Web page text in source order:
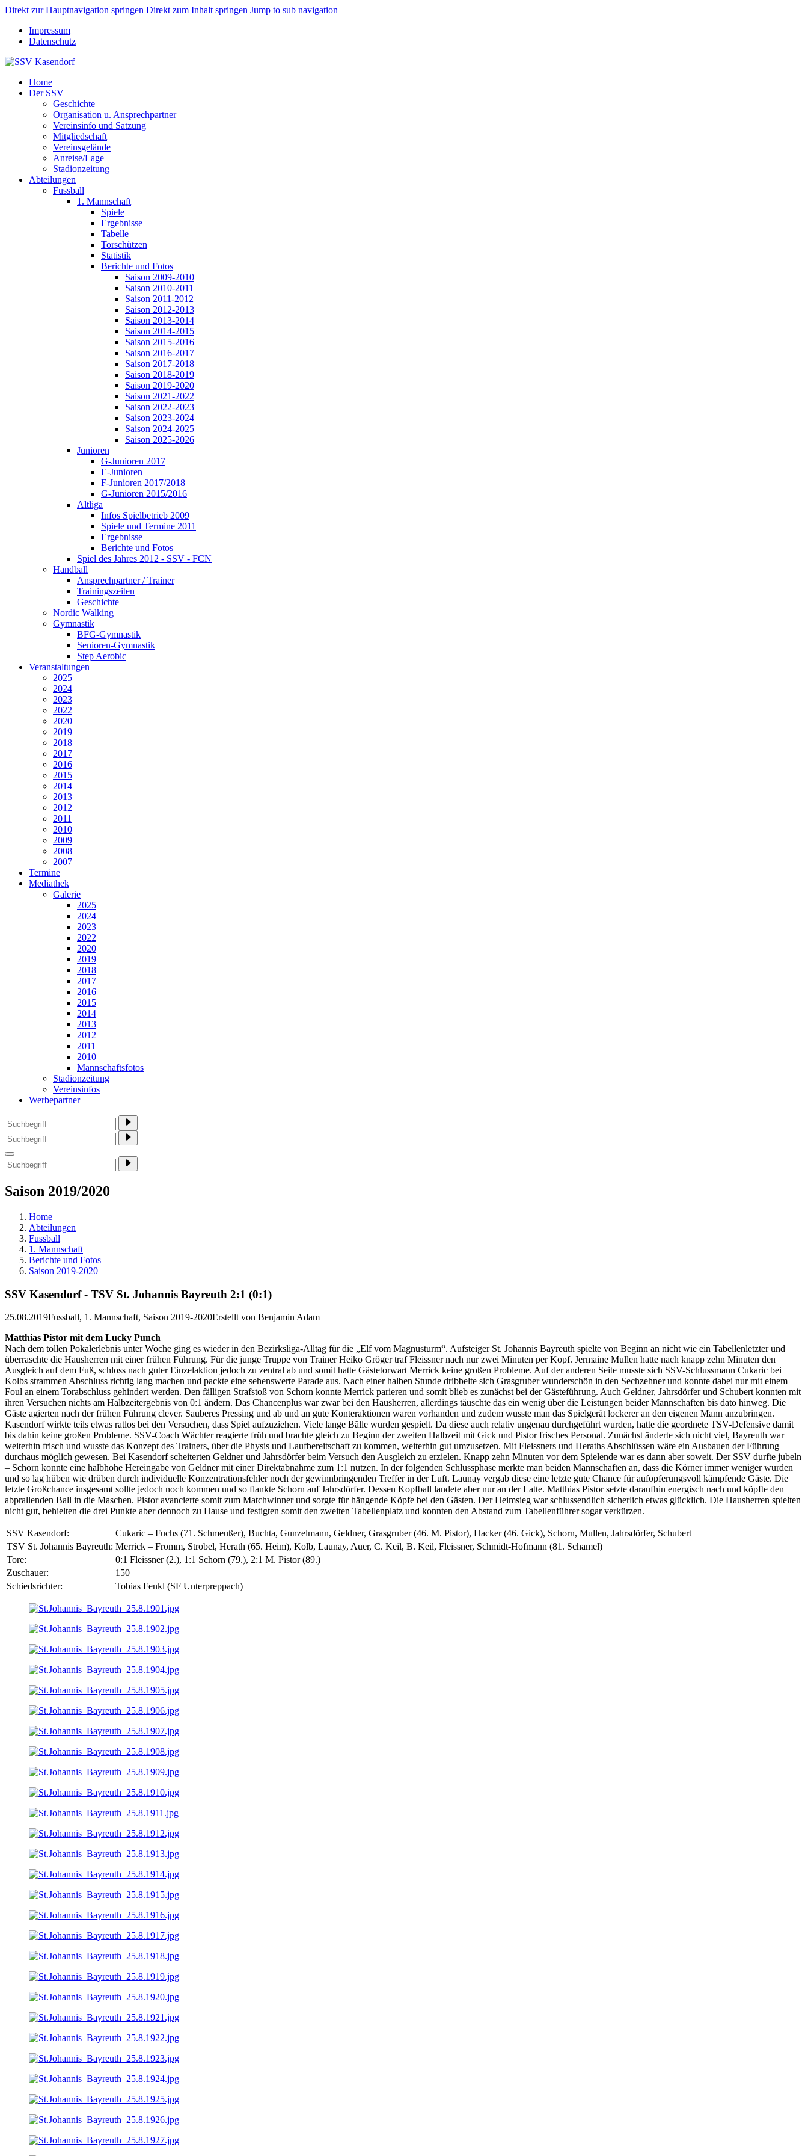
Direkt zur Hauptnavigation springen Direkt zum Inhalt springen Jump to sub navigation
Impressum
Datenschutz
Home
Der SSV
Geschichte
Organisation u. Ansprechpartner
Vereinsinfo und Satzung
Mitgliedschaft
Vereinsgelände
Anreise/Lage
Stadionzeitung
Abteilungen
Fussball
1. Mannschaft
Spiele
Ergebnisse
Tabelle
Torschützen
Statistik
Berichte und Fotos
Saison 2009-2010
Saison 2010-2011
Saison 2011-2012
Saison 2012-2013
Saison 2013-2014
Saison 2014-2015
Saison 2015-2016
Saison 2016-2017
Saison 2017-2018
Saison 2018-2019
Saison 2019-2020
Saison 2021-2022
Saison 2022-2023
Saison 2023-2024
Saison 2024-2025
Saison 2025-2026
Junioren
G-Junioren 2017
E-Junioren
F-Junioren 2017/2018
G-Junioren 2015/2016
Altliga
Infos Spielbetrieb 2009
Spiele und Termine 2011
Ergebnisse
Berichte und Fotos
Spiel des Jahres 2012 - SSV - FCN
Handball
Ansprechpartner / Trainer
Trainingszeiten
Geschichte
Nordic Walking
Gymnastik
BFG-Gymnastik
Senioren-Gymnastik
Step Aerobic
Veranstaltungen
2025
2024
2023
2022
2020
2019
2018
2017
2016
2015
2014
2013
2012
2011
2010
2009
2008
2007
Termine
Mediathek
Galerie
2025
2024
2023
2022
2020
2019
2018
2017
2016
2015
2014
2013
2012
2011
2010
Mannschaftsfotos
Stadionzeitung
Vereinsinfos
Werbepartner
Saison 2019/2020
Home
Abteilungen
Fussball
1. Mannschaft
Berichte und Fotos
Saison 2019-2020
SSV Kasendorf - TSV St. Johannis Bayreuth 2:1 (0:1)
25.08.2019Fussball, 1. Mannschaft, Saison 2019-2020Erstellt von Benjamin Adam
Matthias Pistor mit dem Lucky Punch
Nach dem tollen Pokalerlebnis unter Woche ging es wieder in den Bezirksliga-Alltag für die „Elf vom Magnusturm“. Aufsteiger St. Johannis Bayreuth spielte von Beginn an nicht wie ein Tabellenletzter und
überraschte die Hausherren mit einer frühen Führung. Für die junge Truppe von Trainer Heiko Gröger traf Fleissner nach nur zwei Minuten per Kopf. Jermaine Mullen hatte nach knapp zehn Minuten den
Ausgleich auf dem Fuß, schloss nach guter Einzelaktion jedoch zu zentral ab und somit hatte Gästetorwart Merrick keine großen Probleme. Auf der anderen Seite musste sich SSV-Schlussmann Cukaric bei
Kolbs strammen Abschluss richtig lang machen und packte eine sehenswerte Parade aus. Nach einer halben Stunde dribbelte sich Grasgruber wunderschön in den Sechzehner und konnte dabei nur mit einem
Foul an einem Torabschluss gehindert werden. Den fälligen Strafstoß von Schorn konnte Merrick parieren und somit blieb es zunächst bei der Gästeführung. Auch Geldner, Jahrsdörfer und Schubert konnten mit
ihren Versuchen nichts am Halbzeitergebnis von 0:1 ändern. Das Chancenplus war zwar bei den Hausherren, allerdings täuschte das ein wenig über die Leistungen beider Mannschaften bis dato hinweg. Die
Gäste agierten nach der frühen Führung clever. Sauberes Pressing und ab und an gute Konteraktionen waren vorhanden und zudem wusste man das Spielgerät lockerer an den eigenen Mann anzubringen.
Kasendorf wirkte teils etwas ratlos bei den Versuchen, dass Spiel aufzuziehen. Viele lange Bälle wurden gespielt. Da diese auch relativ ungenau durchgeführt wurden, hatte die geordnete TSV-Defensive damit
bis dahin keine großen Probleme. SSV-Coach Wächter reagierte früh und brachte gleich zu Beginn der zweiten Halbzeit mit Gick und Pistor frisches Personal. Zunächst änderte sich nicht viel, Bayreuth war
weiterhin frisch und wusste das Konzept des Trainers, über die Physis und Laufbereitschaft zu kommen, weiterhin gut umzusetzen. Mit Fleissners und Heraths Abschlüssen wäre ein Ausbauen der Führung
durchaus möglich gewesen. Bei Kasendorf scheiterten Geldner und Jahrsdörfer beim Versuch den Ausgleich zu erzielen. Knapp zehn Minuten vor dem Spielende war es dann aber soweit. Der SSV durfte jubeln
– Schorn konnte eine halbhohe Hereingabe von Geldner mit einer Direktabnahme zum 1:1 nutzen. In der folgenden Schlussphase merkte man beiden Mannschaften an, dass die Körner immer weniger wurden
und so lag hüben wie drüben durch individuelle Konzentrationsfehler noch der gewinnbringenden Treffer in der Luft. Launay vergab diese eine letzte gute Chance für aufopferungsvoll kämpfende Gäste. Die
letzte Großchance insgesamt sollte jedoch noch kommen und so flankte Schorn auf Jahrsdörfer. Dessen Kopfball landete aber nur an der Latte. Matthias Pistor setzte daraufhin energisch nach und köpfte den
abprallenden Ball in die Maschen. Pistor avancierte somit zum Matchwinner und sorgte für hängende Köpfe bei den Gästen. Der Heimsieg war schlussendlich sicherlich etwas glücklich. Die Hausherren spielten
nicht gut, behielten die drei Punkte aber dennoch zu Hause und festigten somit den zweiten Tabellenplatz und konnten den Abstand zum Tabellenführer sogar verkürzen.
SSV Kasendorf:
Cukaric – Fuchs (71. Schmeußer), Buchta, Gunzelmann, Geldner, Grasgruber (46. M. Pistor), Hacker (46. Gick), Schorn, Mullen, Jahrsdörfer, Schubert
TSV St. Johannis Bayreuth: Merrick – Fromm, Strobel, Herath (65. Heim), Kolb, Launay, Auer, C. Keil, B. Keil, Fleissner, Schmidt-Hofmann (81. Schamel)
Tore:
0:1 Fleissner (2.), 1:1 Schorn (79.), 2:1 M. Pistor (89.)
Zuschauer:
150
Schiedsrichter:
Tobias Fenkl (SF Unterpreppach)